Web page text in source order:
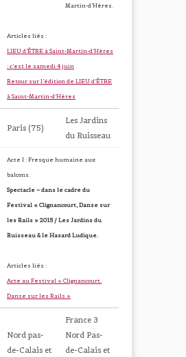
Martin-d’Hères.
Articles liés :
LIEU d’ÊTRE à Saint-Martin-d’Hères
: c’est le samedi 4 juin
Retour sur l’édition de LIEU d’ÊTRE
à Saint-Martin-d’Hères
Paris (75)
Les Jardins
du Ruisseau
Acte I : Fresque humaine aux
balcons.
Spectacle – dans le cadre du
Festival « Clignancourt, Danse sur
les Rails » 2015 / Les Jardins du
Ruisseau & le Hasard Ludique.
Articles liés :
Acte au Festival « Clignancourt,
Danse sur les Rails »
Nord pas-
de-Calais et
France 3
Nord Pas-
de-Calais et